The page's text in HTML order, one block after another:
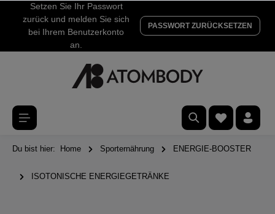
Setzen Sie Ihr Passwort
zurück und melden Sie sich
bei Ihrem Benutzerkonto
an.
PASSWORT ZURÜCKSETZEN
Du bist hier: Home Sporternährung ENERGIE-BOOSTER
ISOTONISCHE ENERGIEGETRÄNKE